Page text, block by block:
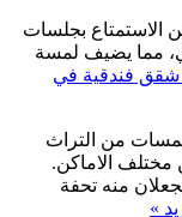
الاستمتاع بجلسات
مما يضيف لمسة
شقق فندقية في
من التراث
مختلف الاماكن.
منه تحفة
»